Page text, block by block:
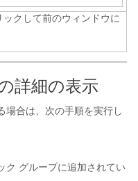
ックして前のウィンドウに
詳細の表示
場合は、次の手順を実行し
ク グループに追加されてい